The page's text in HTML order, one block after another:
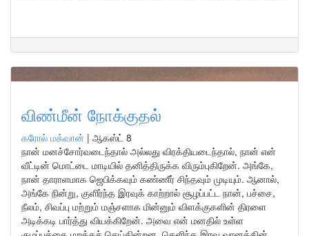
விண்மீன் நோக்குதல்
கரோல் மக்வான் | ஆகஸ்ட் 8
நான் மனச்சோர்வடைந்தால் அல்லது விரக்தியடைந்தால், நான் என்
வீட்டின் மொட்டை மாடியில் தனித்திருக்க விரும்புகிறேன். அங்கே,
நான் தாராளமாக ஜெபிக்கவும் கண்ணீர் சிந்தவும் முடியும். ஆனால்,
அங்கே நின்று, குளிர்ந்த இரவுக் காற்றால் சூழப்பட்ட நான், பச்சை,
நீலம், சிவப்பு மற்றும் மஞ்சளாக மின்னும் விளக்குகளின் திரளை
அடிக்கடி பார்த்து வியக்கிறேன். அவை என் மனதில் உள்ள